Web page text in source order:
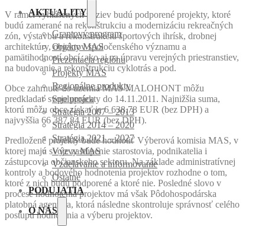
AKTUALITY
Grantový program
Orgány MAS
Prezentácia regiónu
Projekty MAS
Regionálne produkty
Spolupráca
Stratégia 2007 – 2013
Stratégia 2014 – 2020
Stratégia 2021 – 2027
Výzvy MAS
Vzdelávanie a informovanie
Ostatné
PODUJATIA
O NÁS
V rámci vyhlásených výziev budú podporené projekty, ktoré
budú zamerané na rekonštrukciu a modernizáciu rekreačných
zón, výstavbu a rekonštrukciu športových ihrísk, drobnej
architektúry, objektov spoločenského významu a
pamätihodností obcí, ako aj na úpravu verejných priestranstiev,
na budovanie a rekonštrukciu cyklotrás a pod.
Obce zahrnuté do územia MAS MALOHONT môžu
predkladať svoje projekty do 14.11.2011. Najnižšia suma,
ktorú môžu obce získať je 6 638,78 EUR (bez DPH) a
najvyššia 66 387,84 EUR (bez DPH).
Predložené projekty bude hodnotiť Výberová komisia MAS, v
ktorej majú svoje zastúpenie starostovia, podnikatelia i
zástupcovia občianskeho sektoru. Na základe administratívnej
kontroly a bodového hodnotenia projektov rozhodne o tom,
ktoré z nich budú podporené a ktoré nie. Posledné slovo v
procese hodnotenia projektov má však Pôdohospodárska
platobná agentúra, ktorá následne skontroluje správnosť celého
postupu hodnotenia a výberu projektov.